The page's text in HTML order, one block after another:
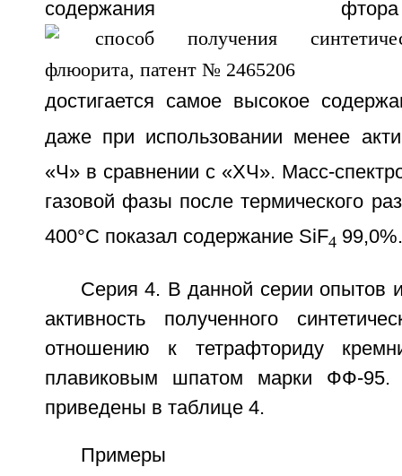
содержания
достигается самое высокое
даже при использовании менее
«Ч» в сравнении с «ХЧ». Масс-
газовой фазы после термического
400°С показал содержание SiF4 99,0%.
Серия 4. В данной серии опытов
активность полученного
отношению к тетрафториду
плавиковым шпатом марки ФФ-95.
приведены в таблице 4.
Примеры